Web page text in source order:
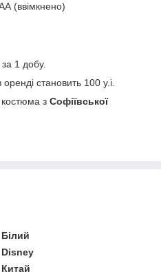
(ввімкнено)
1 добу.
становить 100 у.і.
з Софіївської
Білий
Disney
Китай